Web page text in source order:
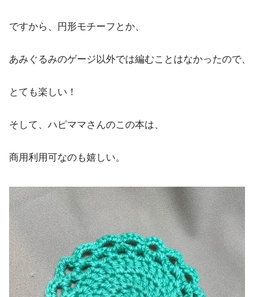
ですから、円形モチーフとか、
あみぐるみのゲージ以外では編むことはなかったので、
とても楽しい！
そして、ハピママさんのこの本は、
商用利用可なのも嬉しい。